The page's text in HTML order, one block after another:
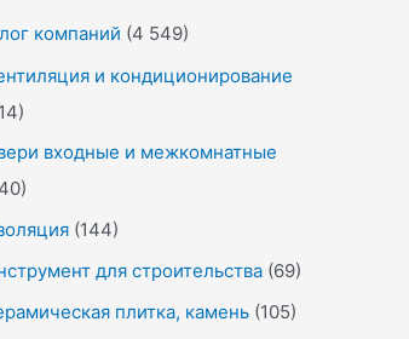
компаний (4 549)
и кондиционирование
входные и межкомнатные
(144)
для строительства (69)
плитка, камень (105)